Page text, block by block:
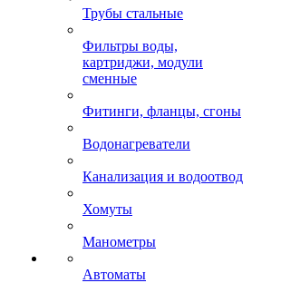
Трубы стальные
Фильтры воды,
картриджи, модули
сменные
Фитинги, фланцы, сгоны
Водонагреватели
Канализация и водоотвод
Хомуты
Манометры
Автоматы